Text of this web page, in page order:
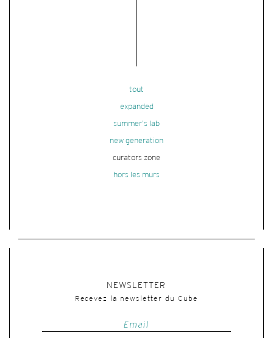
tout
expanded
summer's lab
new generation
curators zone
hors les murs
NEWSLETTER
Recevez la newsletter du Cube